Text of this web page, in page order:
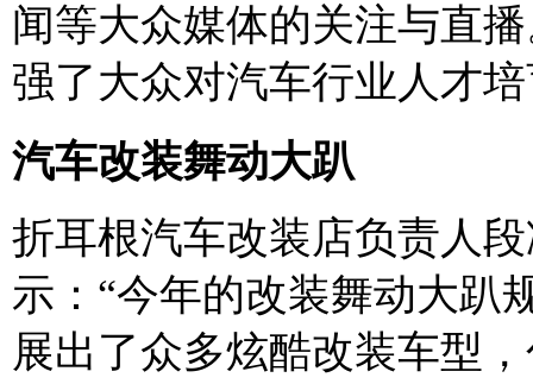
闻等大众媒体的关注与直
强了大众对汽车行业人才
汽车改装舞动大趴
折耳根汽车改装店负责人
示： “今年的改装舞动大趴
展出了众多炫酷改装车型